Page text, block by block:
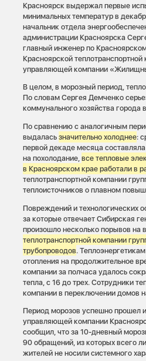
Красноярск выдержал первые
минимальных температур в
начальник отдела
администрации Красноярска
главный инженер по
Красноярской
управляющей компании
В целом, в морозный период,
По словам Сергея Демченко
коммунального хозяйства города
По сравнению с аналогичным
выдаласьзначительно холоднее:
первой декаде месяца
на похолодание,все тепловые
в Красноярском крае работали в
теплотранспортной компании
теплоисточников о плавном
Повреждений и технологических
за которые отвечает Сибирская
произошло несколько порывов на
теплотранспортной компании
трубопроводов.
отопления на продолжительное
компании за полчаса удалось
тепла, с 16 до трех. Сотрудники
компании в переключении домов
Период морозов успешно прошел
управляющей компании
сообщил, что за 10-дневный
90 обращений, из которых всего
жителей не носили системного